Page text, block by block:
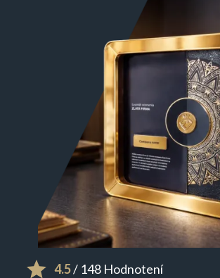
4.5/ 148 Hodnotení